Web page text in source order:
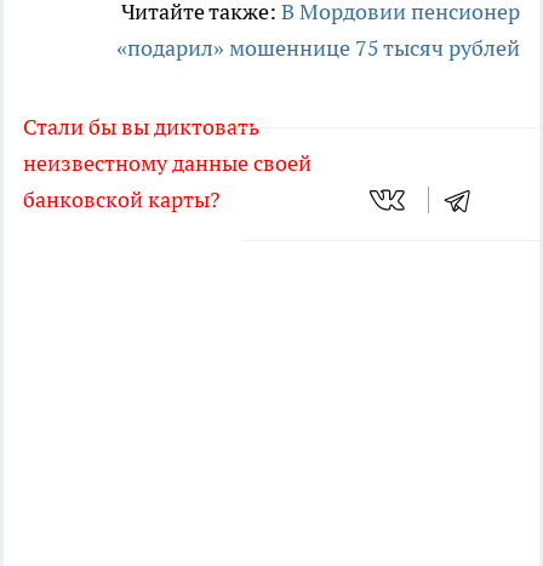
Читайте также: В Мордовии пенсионер
«подарил» мошеннице 75 тысяч рублей
Стали бы вы диктовать
неизвестному данные своей
банковской карты?